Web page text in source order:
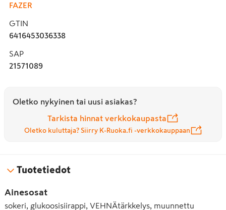
FAZER
GTIN
6416453036338
SAP
21571089
Oletko nykyinen tai uusi asiakas?
Tarkista hinnat verkkokaupasta
Oletko kuluttaja? Siirry K-Ruoka.fi -verkkokauppaan
Tuotetiedot
Ainesosat
sokeri, glukoosisiirappi, VEHNÄtärkkelys, muunnettu